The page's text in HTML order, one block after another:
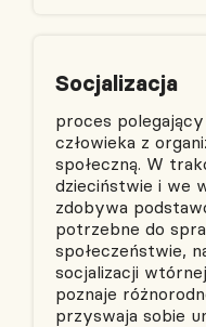
Socjalizacja
proces
człowieka z
społeczną. W
dzieciństwie i we
zdobywa
potrzebne do
społeczeństwie,
socjalizacji
poznaje
przyswaja sobie